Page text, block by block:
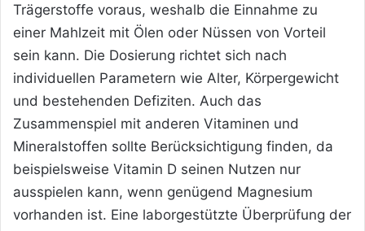
Trägerstoffe voraus, weshalb die Einnahme zu
einer Mahlzeit mit Ölen oder Nüssen von Vorteil
sein kann. Die Dosierung richtet sich nach
individuellen Parametern wie Alter, Körpergewicht
und bestehenden Defiziten. Auch das
Zusammenspiel mit anderen Vitaminen und
Mineralstoffen sollte Berücksichtigung finden, da
beispielsweise Vitamin D seinen Nutzen nur
ausspielen kann, wenn genügend Magnesium
vorhanden ist. Eine laborgestützte Überprüfung der